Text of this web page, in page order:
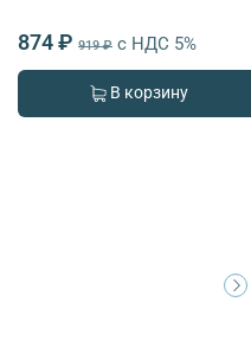
874 ₽ 919 ₽ с НДС 5%
В корзину